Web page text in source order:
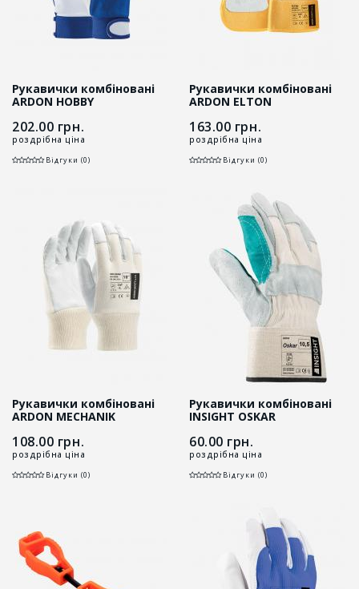
Рукавички комбіновані
ARDON HOBBY
202.00 грн.
роздрібна ціна
Відгуки (0)
Рукавички комбіновані
ARDON ELTON
163.00 грн.
роздрібна ціна
Відгуки (0)
Рукавички комбіновані
ARDON MECHANIK
108.00 грн.
роздрібна ціна
Відгуки (0)
Рукавички комбіновані
INSIGHT OSKAR
60.00 грн.
роздрібна ціна
Відгуки (0)